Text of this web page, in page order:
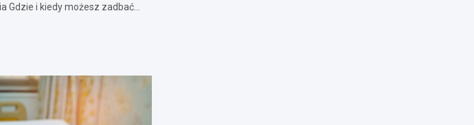
Gdzie i kiedy możesz zadbać…